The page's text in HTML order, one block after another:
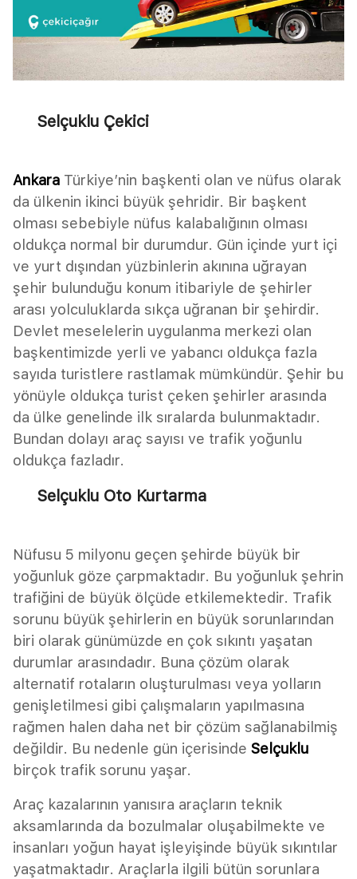
Selçuklu Çekici
Ankara Türkiye’nin başkenti olan ve nüfus olarak
da ülkenin ikinci büyük şehridir. Bir başkent
olması sebebiyle nüfus kalabalığının olması
oldukça normal bir durumdur. Gün içinde yurt içi
ve yurt dışından yüzbinlerin akınına uğrayan
şehir bulunduğu konum itibariyle de şehirler
arası yolculuklarda sıkça uğranan bir şehirdir.
Devlet meselelerin uygulanma merkezi olan
başkentimizde yerli ve yabancı oldukça fazla
sayıda turistlere rastlamak mümkündür. Şehir bu
yönüyle oldukça turist çeken şehirler arasında
da ülke genelinde ilk sıralarda bulunmaktadır.
Bundan dolayı araç sayısı ve trafik yoğunlu
oldukça fazladır.
Selçuklu Oto Kurtarma
Nüfusu 5 milyonu geçen şehirde büyük bir
yoğunluk göze çarpmaktadır. Bu yoğunluk şehrin
trafiğini de büyük ölçüde etkilemektedir. Trafik
sorunu büyük şehirlerin en büyük sorunlarından
biri olarak günümüzde en çok sıkıntı yaşatan
durumlar arasındadır. Buna çözüm olarak
alternatif rotaların oluşturulması veya yolların
genişletilmesi gibi çalışmaların yapılmasına
rağmen halen daha net bir çözüm sağlanabilmiş
değildir. Bu nedenle gün içerisinde Selçuklu
birçok trafik sorunu yaşar.
Araç kazalarının yanısıra araçların teknik
aksamlarında da bozulmalar oluşabilmekte ve
insanları yoğun hayat işleyişinde büyük sıkıntılar
yaşatmaktadır. Araçlarla ilgili bütün sorunlara